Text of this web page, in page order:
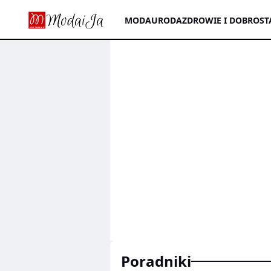
MODAURODAZDROWIE I
poradniki